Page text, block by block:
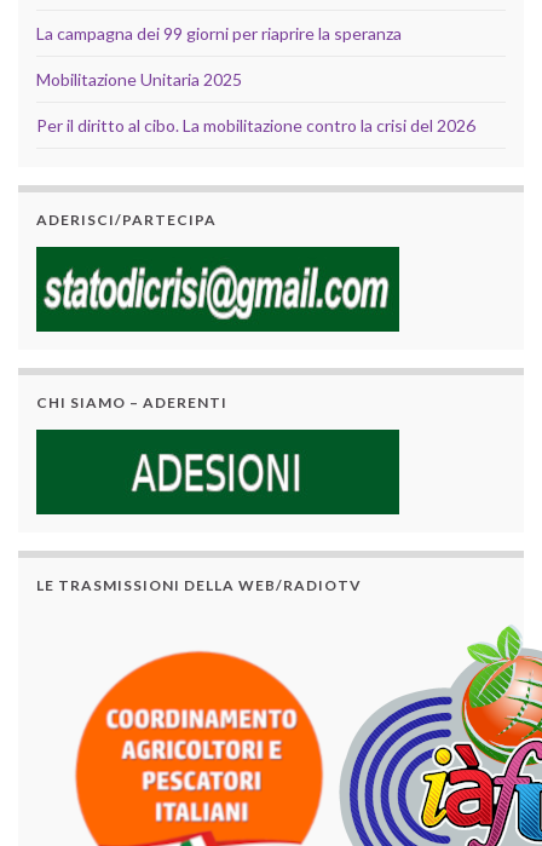
La campagna dei 99 giorni per riaprire la speranza
Mobilitazione Unitaria 2025
Per il diritto al cibo. La mobilitazione contro la crisi del 2026
ADERISCI/PARTECIPA
CHI SIAMO – ADERENTI
LE TRASMISSIONI DELLA WEB/RADIOTV